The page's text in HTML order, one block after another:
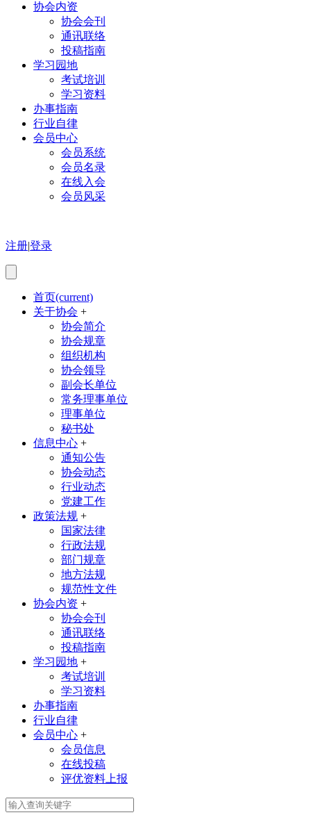
协会内资
协会会刊
通讯联络
投稿指南
学习园地
考试培训
学习资料
办事指南
行业自律
会员中心
会员系统
会员名录
在线入会
会员风采
注册|登录
首页(current)
关于协会 +
协会简介
协会规章
组织机构
协会领导
副会长单位
常务理事单位
理事单位
秘书处
信息中心 +
通知公告
协会动态
行业动态
党建工作
政策法规 +
国家法律
行政法规
部门规章
地方法规
规范性文件
协会内资 +
协会会刊
通讯联络
投稿指南
学习园地 +
考试培训
学习资料
办事指南
行业自律
会员中心 +
会员信息
在线投稿
评优资料上报